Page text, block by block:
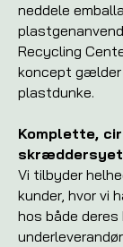
neddele
Recycling
koncept
plastdunke.
Komplette,
Vi tilbyder
kunder, hvor vi
hos både deres